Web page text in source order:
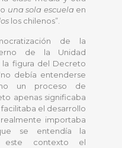
una sola escuela en
los chilenos”.
de la
de la Unidad
figura del Decreto
debía entenderse
un proceso de
apenas significaba
facilitaba el desarrollo
importaba
se entendía la
este contexto el